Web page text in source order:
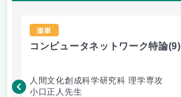
楽単
コンピュータネットワーク特論(9)
人間文化創成科学研究科 理学専攻
小口正人先生